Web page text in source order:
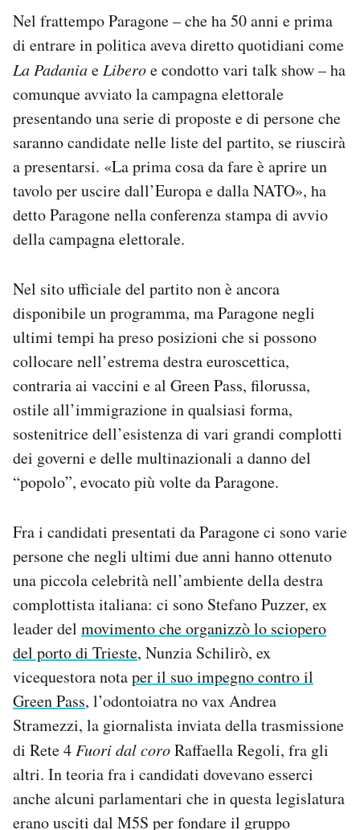
Nel frattempo Paragone – che ha 50 anni e prima
di entrare in politica aveva diretto quotidiani come
LaPadaniaeLiberoe condotto vari talk show – ha
comunque avviato la campagna elettorale
presentando una serie di proposte e di persone che
saranno candidate nelle liste del partito, se riuscirà
a presentarsi. «La prima cosa da fare è aprire un
tavolo per uscire dall’Europa e dalla NATO», ha
detto Paragone nella conferenza stampa di avvio
della campagna elettorale.
Nel sito ufficiale del partito non è ancora
disponibile un programma, ma Paragone negli
ultimi tempi ha preso posizioni che si possono
collocare nell’estrema destra euroscettica,
contraria ai vaccini e al Green Pass, filorussa,
ostile all’immigrazione in qualsiasi forma,
sostenitrice dell’esistenza di vari grandi complotti
dei governi e delle multinazionali a danno del
“popolo”, evocato più volte da Paragone.
Fra i candidati presentati da Paragone ci sono varie
persone che negli ultimi due anni hanno ottenuto
una piccola celebrità nell’ambiente della destra
complottista italiana: ci sono Stefano Puzzer, ex
leader del movimento che organizzò lo sciopero
del porto di Trieste, Nunzia Schilirò, ex
vicequestora notaper il suo impegno contro il
Green Pass, l’odontoiatra no vax Andrea
Stramezzi, la giornalista inviata della trasmissione
di Rete 4Fuori dal coroRaffaella Regoli, fra gli
altri. In teoria fra i candidati dovevano esserci
anche alcuni parlamentari che in questa legislatura
erano usciti dal M5S per fondare il gruppo